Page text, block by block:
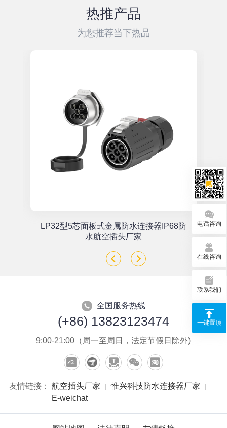
热推产品
为您推荐当下热品
LP32型5芯面板式金属防水连接器IP68防
水航空插头厂家
全国服务热线
(+86) 13823123474
9:00-21:00（周一至周日，法定节假日除外)
友情链接： 航空插头厂家
惟兴科技防水连接器厂家
E-weichat
电话咨询
在线咨询
联系我们
一键置顶